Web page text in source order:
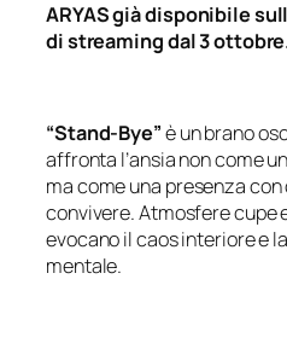
ARYAS già disponibile
di streaming dal 3
“Stand-Bye”è un brano
affronta l’ansia non come
ma come una presenza
convivere. Atmosfere cupe
evocano il caos interiore e
mentale.